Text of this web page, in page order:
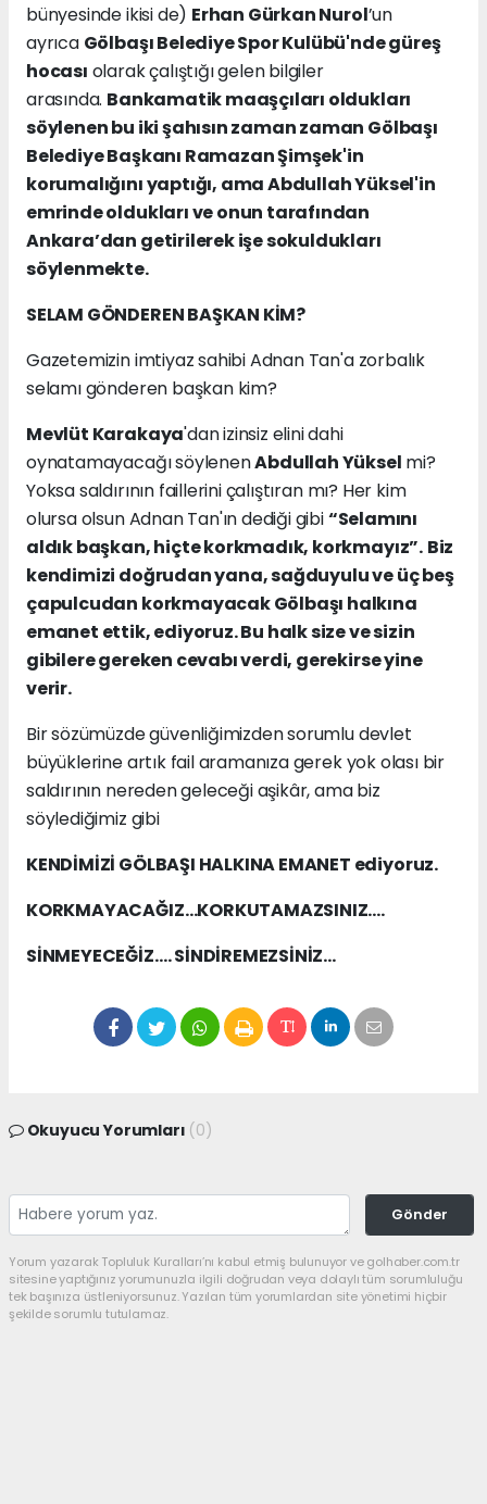
bünyesinde ikisi de) Erhan Gürkan Nurol’un
ayrıca Gölbaşı Belediye Spor Kulübü'nde güreş
hocası olarak çalıştığı gelen bilgiler
arasında. Bankamatik maaşçıları oldukları
söylenen bu iki şahısın zaman zaman Gölbaşı
Belediye Başkanı Ramazan Şimşek'in
korumalığını yaptığı, ama Abdullah Yüksel'in
emrinde oldukları ve onun tarafından
Ankara’dan getirilerek işe sokuldukları
söylenmekte.
SELAM GÖNDEREN BAŞKAN KİM?
Gazetemizin imtiyaz sahibi Adnan Tan'a zorbalık
selamı gönderen başkan kim?
Mevlüt Karakaya'dan izinsiz elini dahi
oynatamayacağı söylenenAbdullah Yüksel mi?
Yoksa saldırının faillerini çalıştıran mı? Her kim
olursa olsun Adnan Tan'ın dediği gibi“Selamını
aldık başkan, hiçte korkmadık, korkmayız”. Biz
kendimizi doğrudan yana, sağduyulu ve üç beş
çapulcudan korkmayacak Gölbaşı halkına
emanet ettik, ediyoruz. Bu halk size ve sizin
gibilere gereken cevabı verdi, gerekirse yine
verir.
Bir sözümüzde güvenliğimizden sorumlu devlet
büyüklerine artık fail aramanıza gerek yok olası bir
saldırının nereden geleceği aşikâr, ama biz
söylediğimiz gibi
KENDİMİZİ GÖLBAŞI HALKINA EMANET ediyoruz.
KORKMAYACAĞIZ…KORKUTAMAZSINIZ….
SİNMEYECEĞİZ…. SİNDİREMEZSİNİZ…
Okuyucu Yorumları (0)
Gönder
Yorum yazarak Topluluk Kuralları’nı kabul etmiş bulunuyor ve golhaber.com.tr
sitesine yaptığınız yorumunuzla ilgili doğrudan veya dolaylı tüm sorumluluğu
tek başınıza üstleniyorsunuz. Yazılan tüm yorumlardan site yönetimi hiçbir
şekilde sorumlu tutulamaz.